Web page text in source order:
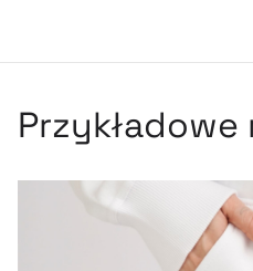
Przykładowe